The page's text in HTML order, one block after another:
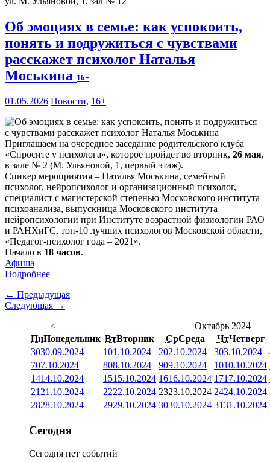
Об эмоциях в семье: как успокоить,
понять и подружиться с чувствами
расскажет психолог Наталья
Моськина 16+
01.05.2026 Новости, 16+
Приглашаем на очередное заседание родительского клуба
«Спросите у психолога», которое пройдет во вторник, 26 мая,
в зале № 2 (М. Ульяновой, 1, первый этаж).
Спикер мероприятия – Наталья Моськина, семейный
психолог, нейропсихолог и организационный психолог,
специалист с магистерской степенью Московского института
психоанализа, выпускница Московского института
нейропсихологии при Институте возрастной физиологии РАО
и РАНХиГС, топ-10 лучших психологов Московской области,
«Педагог-психолог года – 2021».
Начало в 18 часов.
Афиша
Подробнее
← Предыдущая
Следующая →
<
Октябрь 2024
ПнПонедельник ВтВторник СрСреда ЧтЧетверг
3030.09.2024 101.10.2024 202.10.2024 303.10.2024
707.10.2024 808.10.2024 909.10.2024 1010.10.2024
1414.10.2024 1515.10.2024 1616.10.2024 1717.10.2024
21 21.10.2024 2222.10.2024 2323.10.2024 2424.10.2024
2828.10.2024 2929.10.2024 3030.10.2024 3131.10.2024
Сегодня
Сегодня нет событий